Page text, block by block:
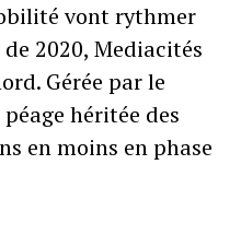
vont rythmer
2020, Mediacités
Gérée par le
héritée des
en moins en phase